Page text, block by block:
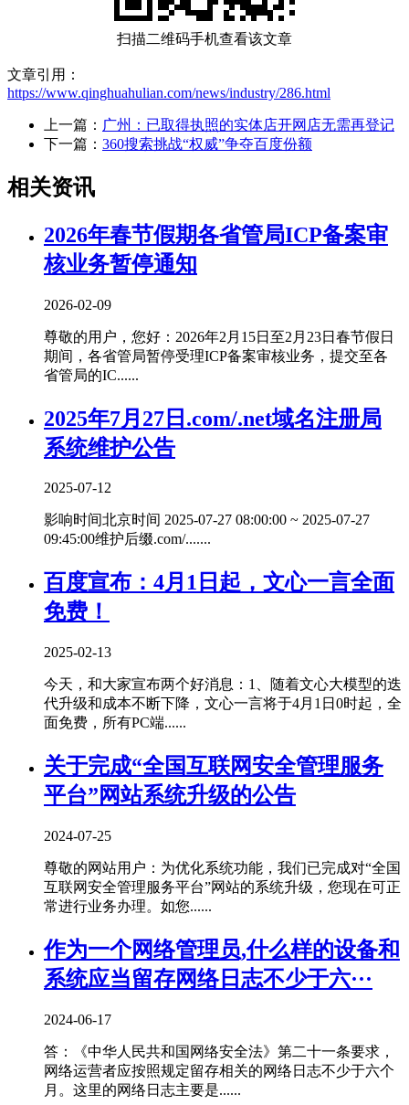
扫描二维码手机查看该文章
文章引用：
https://www.qinghuahulian.com/news/industry/286.html
上一篇： 广州：已取得执照的实体店开网店无需再登记
下一篇： 360搜索挑战“权威”争夺百度份额
相关资讯
2026年春节假期各省管局ICP备案审
核业务暂停通知
2026-02-09
尊敬的用户，您好：2026年2月15日至2月23日春节假日
期间，各省管局暂停受理ICP备案审核业务，提交至各
省管局的IC......
2025年7月27日.com/.net域名注册局
系统维护公告
2025-07-12
影响时间北京时间 2025-07-27 08:00:00 ~ 2025-07-27
09:45:00维护后缀.com/.......
百度宣布：4月1日起，文心一言全面
免费！
2025-02-13
今天，和大家宣布两个好消息：1、随着文心大模型的迭
代升级和成本不断下降，文心一言将于4月1日0时起，全
面免费，所有PC端......
关于完成“全国互联网安全管理服务
平台”网站系统升级的公告
2024-07-25
尊敬的网站用户：为优化系统功能，我们已完成对“全国
互联网安全管理服务平台”网站的系统升级，您现在可正
常进行业务办理。如您......
作为一个网络管理员,什么样的设备和
系统应当留存网络日志不少于六···
2024-06-17
答：《中华人民共和国网络安全法》第二十一条要求，
网络运营者应按照规定留存相关的网络日志不少于六个
月。这里的网络日志主要是......